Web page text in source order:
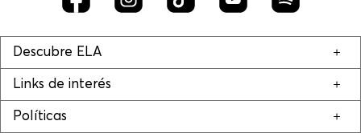
Descubre ELA
Links de interés
Políticas